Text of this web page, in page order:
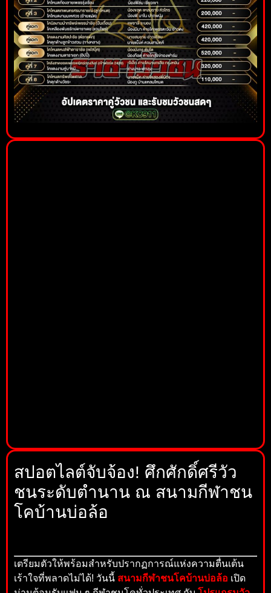
สปอตไลต์จับจ้อง! ศึกศักดิ์ศรีวัว
ชนระดับตำนาน ณ สนามกีฬาชน
โคบ้านบ่อล้อ
เตรียมตัวให้พร้อมสำหรับปรากฏการณ์แห่งความตื่นเต้น
เร้าใจที่พลาดไม่ได้! วันนี้ สนามกีฬาชนโคบ้านบ่อล้อ เปิด